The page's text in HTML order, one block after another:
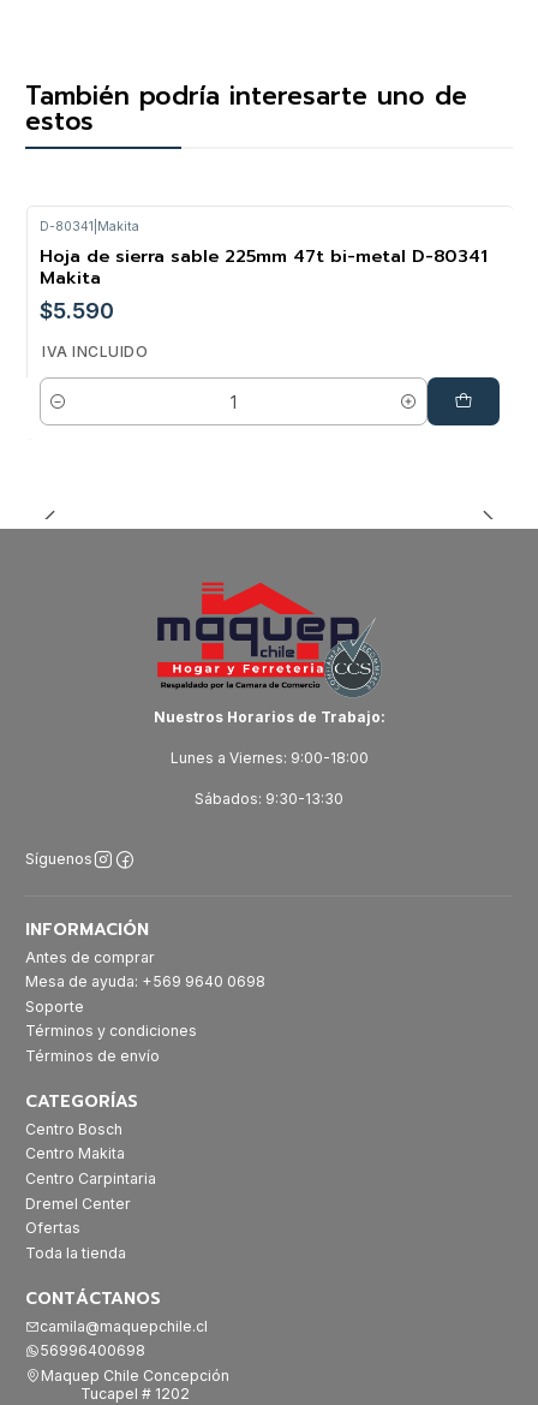
También podría interesarte uno de
estos
D-80341 Makita
Hoja de sierra sable 225mm 47t bi-metal D-80341
Makita
$5.590
IVA INCLUIDO
Cantidad
Nuestros Horarios de Trabajo:
Lunes a Viernes: 9:00-18:00
Sábados: 9:30-13:30
Síguenos
INFORMACIÓN
Antes de comprar
Mesa de ayuda: +569 9640 0698
Soporte
Términos y condiciones
Términos de envío
CATEGORÍAS
Centro Bosch
Centro Makita
Centro Carpintaria
Dremel Center
Ofertas
Toda la tienda
CONTÁCTANOS
camila@maquepchile.cl
56996400698
Maquep Chile Concepción
Tucapel # 1202